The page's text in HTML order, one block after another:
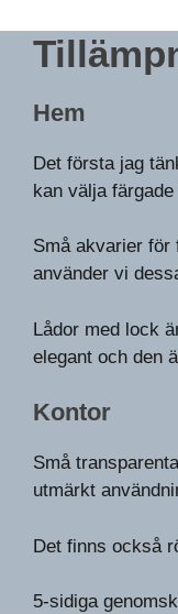
Hem
Det första jag
kan välja
Små akvarier för
använder vi
Lådor med lock
elegant och den
Kontor
Små
utmärkt
Det finns också
5-sidiga